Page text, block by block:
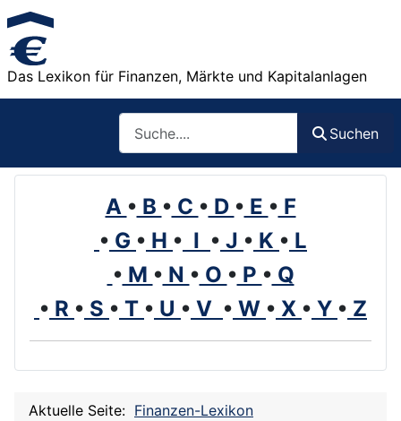
Das Lexikon für Finanzen, Märkte und Kapitalanlagen
Suchen
A • B • C • D • E • F
• G • H • I • J • K • L
• M • N • O • P • Q
• R • S • T • U • V • W • X • Y • Z
Aktuelle Seite: Finanzen-Lexikon